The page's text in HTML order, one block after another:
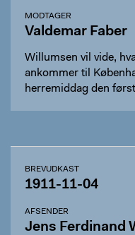
MODTAGER
Valdemar Faber
Willumsen vil vide,
ankommer til
herremiddag den
BREVUDKAST
1911-11-04
AFSENDER
Jens Ferdinand